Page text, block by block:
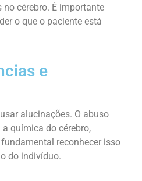
cérebro. É importante
o que o paciente está
e
alucinações. O abuso
química do cérebro,
reconhecer isso
do indivíduo.